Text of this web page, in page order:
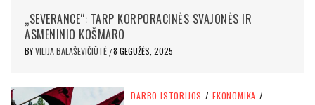
„SEVERANCE“: TARP KORPORACINĖS SVAJONĖS IR
ASMENINIO KOŠMARO
BYVILIJA BALAŠEVIČIŪTĖ /8 GEGUŽĖS, 2025
DARBO ISTORIJOS / EKONOMIKA /